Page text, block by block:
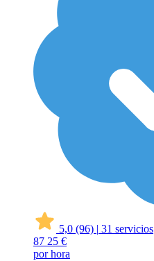
5,0 (96) | 31 servicios
87 25 €
por hora